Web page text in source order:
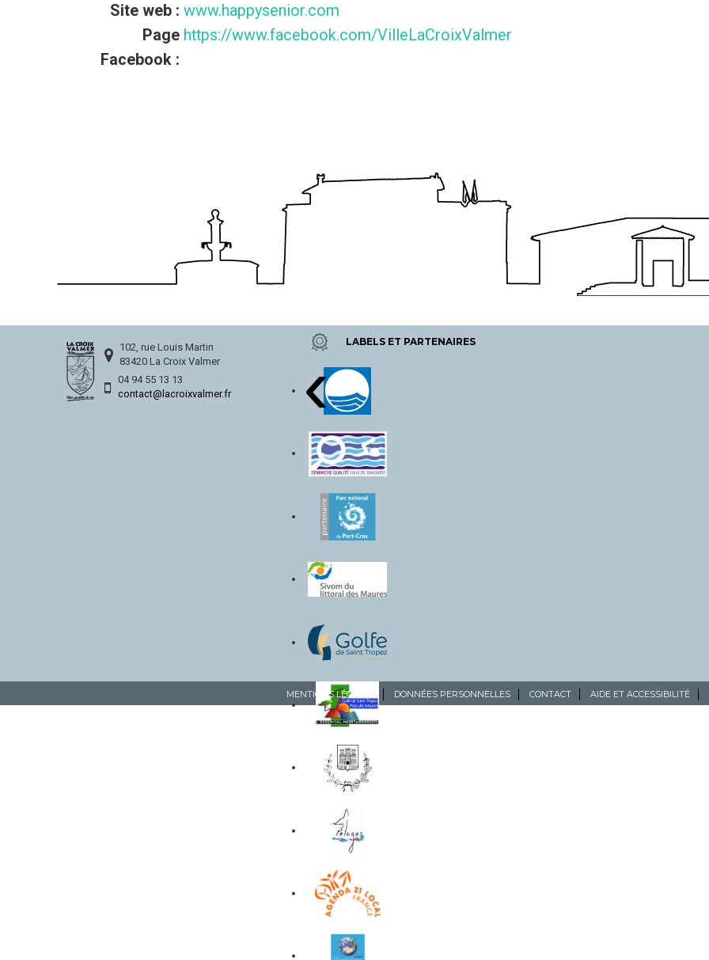
Site web : www.happysenior.com
Page
Facebook :
https://www.facebook.com/VilleLaCroixValmer
102, rue Louis Martin
83420 La Croix Valmer
04 94 55 13 13
contact@lacroixvalmer.fr
LABELS ET PARTENAIRES
‹
MENTIONS LÉGALES DONNÉES PERSONNELLES CONTACT AIDE ET ACCESSIBILITÉ